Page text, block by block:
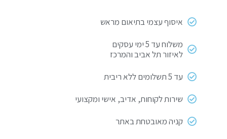
איסוף עצמי בתיאום מראש
משלוח עד 5 ימי עסקים
לאיזור תל אביב והמרכז
עד 5 תשלומים ללא ריבית
שירות לקוחות, אדיב, אישי ומקצועי
קניה מאובטחת באתר